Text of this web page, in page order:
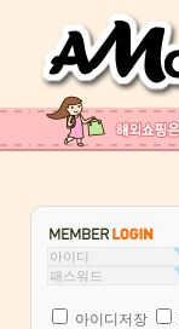
아이디저장